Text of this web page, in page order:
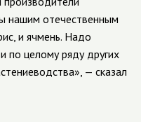
нашим отечественным
и ячмень. Надо
по целому ряду других
— сказал